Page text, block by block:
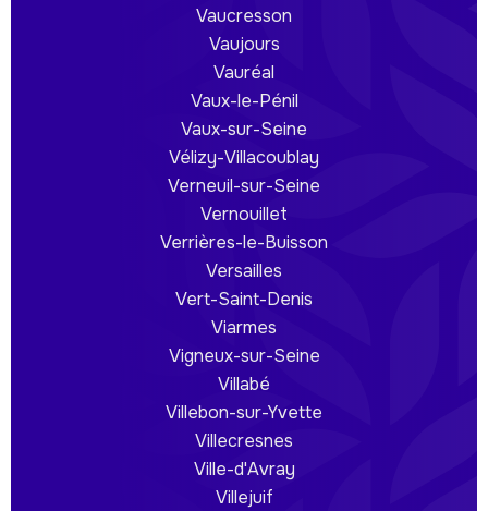
Vaucresson
Vaujours
Vauréal
Vaux-le-Pénil
Vaux-sur-Seine
Vélizy-Villacoublay
Verneuil-sur-Seine
Vernouillet
Verrières-le-Buisson
Versailles
Vert-Saint-Denis
Viarmes
Vigneux-sur-Seine
Villabé
Villebon-sur-Yvette
Villecresnes
Ville-d'Avray
Villejuif